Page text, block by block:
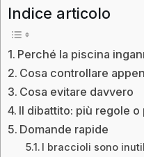
Indice articolo
Perché la piscina
Cosa controllare
Cosa evitare davvero
Il dibattito: più regole
Domande rapide
I braccioli sono